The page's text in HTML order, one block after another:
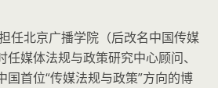
任北京广播学院（后改名中国传媒
媒体法规与政策研究中心顾问、
国首位“传媒法规与政策”方向的博